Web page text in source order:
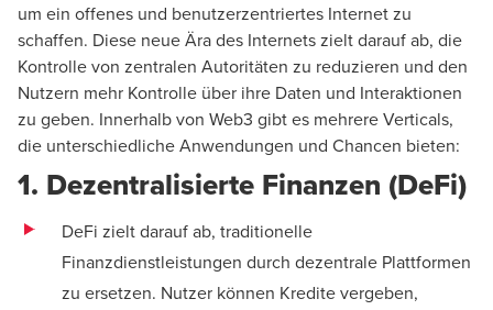
um ein offenes und benutzerzentriertes Internet zu
schaffen. Diese neue Ära des Internets zielt darauf ab, die
Kontrolle von zentralen Autoritäten zu reduzieren und den
Nutzern mehr Kontrolle über ihre Daten und Interaktionen
zu geben. Innerhalb von Web3 gibt es mehrere Verticals,
die unterschiedliche Anwendungen und Chancen bieten:
1. Dezentralisierte Finanzen (DeFi)
DeFi zielt darauf ab, traditionelle
Finanzdienstleistungen durch dezentrale Plattformen
zu ersetzen. Nutzer können Kredite vergeben,